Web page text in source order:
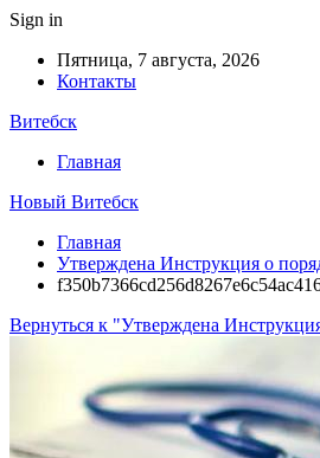
Sign in
Пятница, 7 августа, 2026
Контакты
Витебск
Главная
Новый Витебск
Главная
Утверждена Инструкция о
Вернуться к "Утверждена